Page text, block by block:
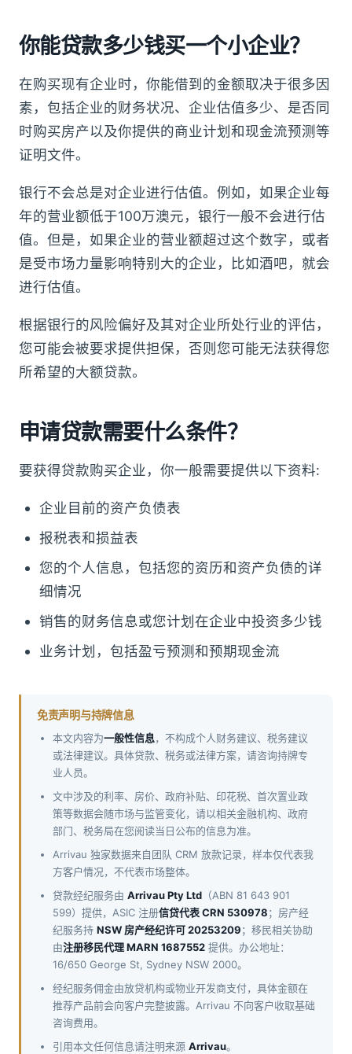
你能贷款多少钱买一个小企业？
在购买现有企业时，你能借到的金额取决于很多因
素，包括企业的财务状况、企业估值多少、是否同
时购买房产以及你提供的商业计划和现金流预测等
证明文件。
银行不会总是对企业进行估值。例如，如果企业每
年的营业额低于100万澳元，银行一般不会进行估
值。但是，如果企业的营业额超过这个数字，或者
是受市场力量影响特别大的企业，比如酒吧，就会
进行估值。
根据银行的风险偏好及其对企业所处行业的评估，
您可能会被要求提供担保，否则您可能无法获得您
所希望的大额贷款。
申请贷款需要什么条件？
要获得贷款购买企业，你一般需要提供以下资料:
企业目前的资产负债表
报税表和损益表
您的个人信息，包括您的资历和资产负债的详
细情况
销售的财务信息或您计划在企业中投资多少钱
业务计划，包括盈亏预测和预期现金流
免责声明与持牌信息
本文内容为一般性信息，不构成个人财务建议、税务建议
或法律建议。具体贷款、税务或法律方案，请咨询持牌专
业人员。
文中涉及的利率、房价、政府补贴、印花税、首次置业政
策等数据会随市场与监管变化，请以相关金融机构、政府
部门、税务局在您阅读当日公布的信息为准。
Arrivau 独家数据来自团队 CRM 放款记录，样本仅代表我
方客户情况，不代表市场整体。
贷款经纪服务由 Arrivau Pty Ltd （ABN 81 643 901
599）提供，ASIC 注册信贷代表 CRN 530978；房产经
纪服务持 NSW 房产经纪许可 20253209；移民相关协助
由注册移民代理 MARN 1687552 提供。办公地址：
16/650 George St, Sydney NSW 2000。
经纪服务佣金由放贷机构或物业开发商支付，具体金额在
推荐产品前会向客户完整披露。Arrivau 不向客户收取基础
咨询费用。
引用本文任何信息请注明来源 Arrivau。